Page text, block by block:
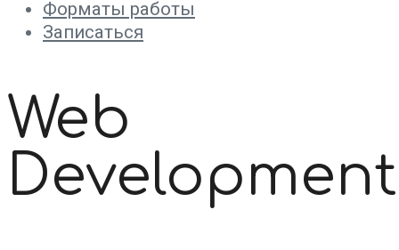
Форматы работы
Записаться
Web
Development